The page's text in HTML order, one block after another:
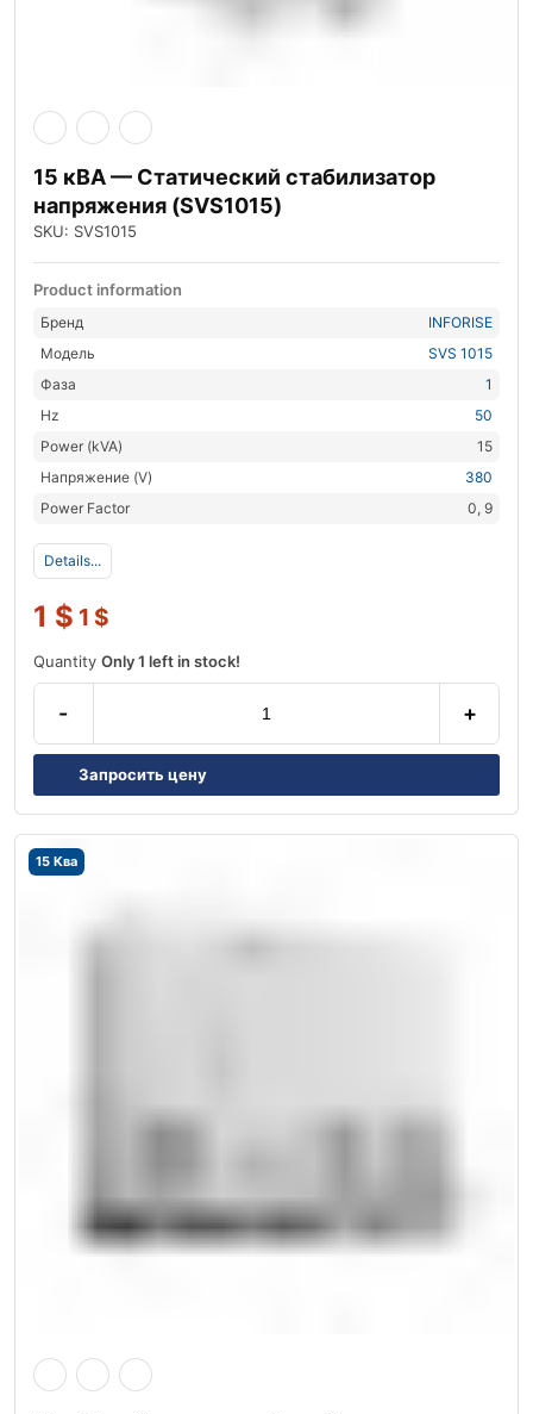
15 кВА — Статический стабилизатор
напряжения (SVS1015)
SKU: SVS1015
Product information
Бренд
INFORISE
Модель
SVS 1015
Фаза
1
Hz
50
Power (kVA)
15
Напряжение (V)
380
Power Factor
0, 9
Details...
1 $ 1 $
Quantity Only 1 left in stock!
- +
Запросить цену
15 Ква